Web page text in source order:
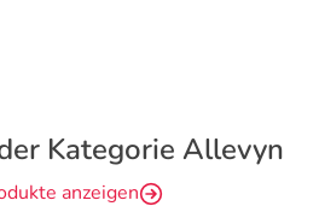
Kategorie Allevyn
anzeigen